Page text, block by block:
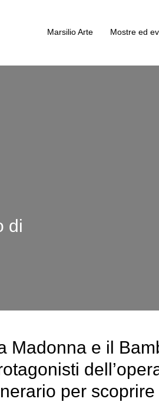
Marsilio Arte Mostre ed
di
Madonna e il
per